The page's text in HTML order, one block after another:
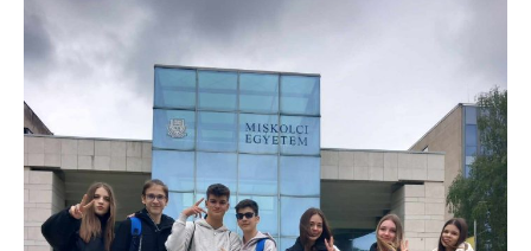
Általános